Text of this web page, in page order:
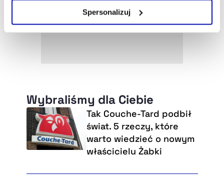
Spersonalizuj
Wybraliśmy dla Ciebie
Tak Couche-Tard podbił
świat. 5 rzeczy, które
warto wiedzieć o nowym
właścicielu Żabki